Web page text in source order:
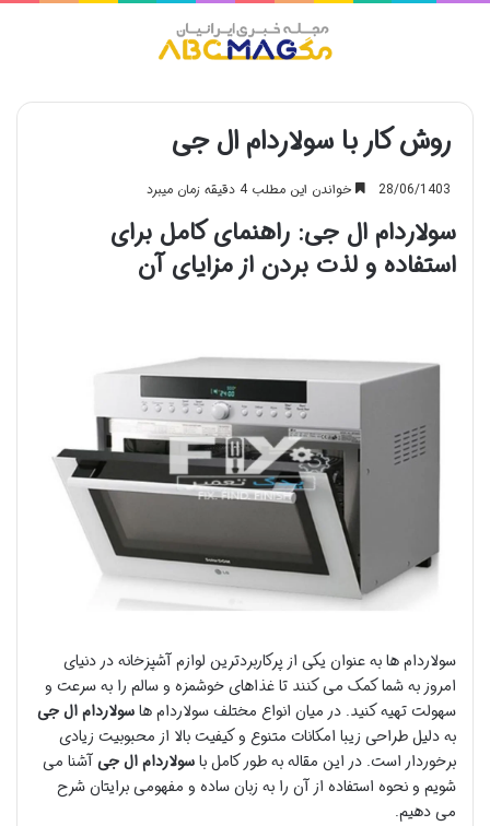
روش کار با سولاردام ال جی
28/06/1403 خواندن این مطلب 4 دقیقه زمان میبرد
سولاردام ال جی: راهنمای کامل برای
استفاده و لذت بردن از مزایای آن
سولاردام ها به عنوان یکی از پرکاربردترین لوازم آشپزخانه در دنیای
امروز به شما کمک می کنند تا غذاهای خوشمزه و سالم را به سرعت و
سهولت تهیه کنید. در میان انواع مختلف سولاردام هاسولاردام ال جی
به دلیل طراحی زیبا امکانات متنوع و کیفیت بالا از محبوبیت زیادی
برخوردار است. در این مقاله به طور کامل باسولاردام ال جیآشنا می
شویم و نحوه استفاده از آن را به زبان ساده و مفهومی برایتان شرح
می دهیم.